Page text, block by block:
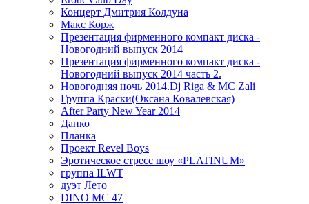
Концерт Дмитрия Колдуна
Макс Корж
Презентация фирменного компакт диска -
Новогодний выпуск 2014
Презентация фирменного компакт диска -
Новогодний выпуск 2014 часть 2.
Новогодняя ночь 2014.Dj Riga & MC Zali
Группа Краски(Оксана Ковалевская)
After Party New Year 2014
Данко
Планка
Проект Revel Boys
Эротическое стресс шоу «PLATINUM»
группа ILWT
дуэт Лето
DINO MC 47